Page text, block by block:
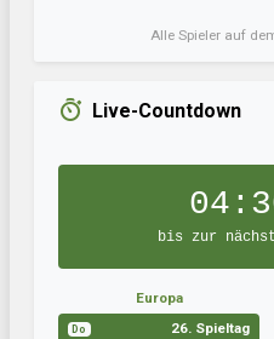
Alle Spieler auf
Live-Countdown
bis zur
Europa
Do 26. Spieltag